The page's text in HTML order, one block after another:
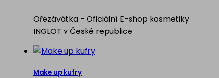
Ořezávátka - Oficiální E-shop kosmetiky
INGLOT v České republice
Make up kufry